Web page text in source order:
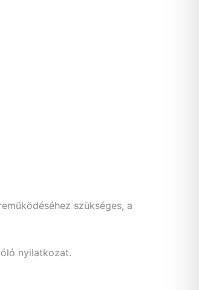
szükséges, a
nyilatkozat.